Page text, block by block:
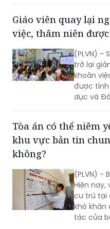
(PLVN) -
trở lại
khoăn
được tính
dục và
về vấn
Tòa án có thể niêm
không?
(PLVN) -
cư trú tại
khó khăn
tác của
Vậy, Tòa
bản tin
không?
Nhận nuôi con